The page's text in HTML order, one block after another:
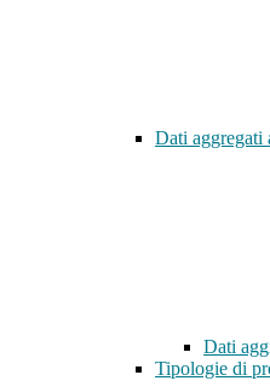
Dati aggregati
Dati
Tipologie di